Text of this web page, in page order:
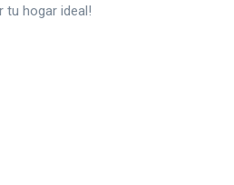
hogar ideal!